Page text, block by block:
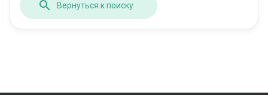
Вернуться к поиску